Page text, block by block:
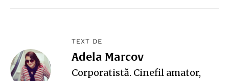
TEXT DE
Adela Marcov
Corporatistă. Cinefil amator,